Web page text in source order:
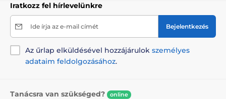
Iratkozz fel hírlevelünkre
Ide írja az e-mail címét Bejelentkezés
Az űrlap elküldésével hozzájárulok személyes
adataim feldolgozásához.
Tanácsra van szükséged? online